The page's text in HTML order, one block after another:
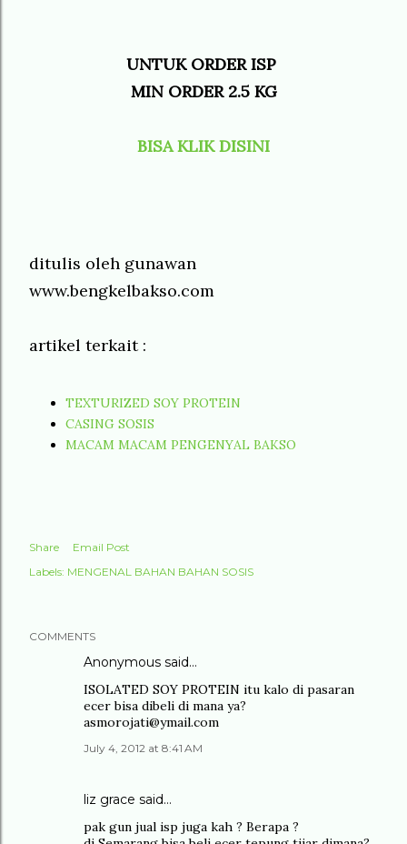
UNTUK ORDER ISP
MIN ORDER 2.5 KG
BISA KLIK DISINI
ditulis oleh gunawan
www.bengkelbakso.com
artikel terkait :
TEXTURIZED SOY PROTEIN
CASING SOSIS
MACAM MACAM PENGENYAL BAKSO
Share
Email Post
Labels: MENGENAL BAHAN BAHAN SOSIS
COMMENTS
Anonymous said…
ISOLATED SOY PROTEIN itu kalo di pasaran
ecer bisa dibeli di mana ya?
asmorojati@ymail.com
July 4, 2012 at 8:41 AM
liz grace said…
pak gun jual isp juga kah ? Berapa ?